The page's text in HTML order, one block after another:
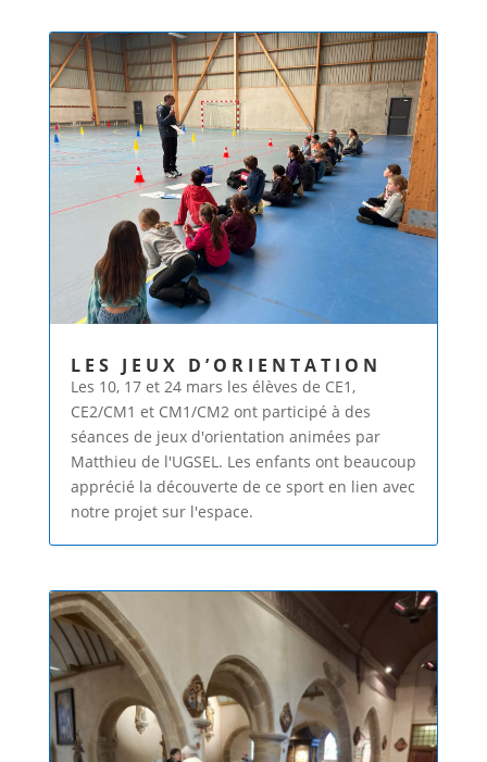
LES JEUX D’ORIENTATION
Les 10, 17 et 24 mars les élèves de CE1,
CE2/CM1 et CM1/CM2 ont participé à des
séances de jeux d'orientation animées par
Matthieu de l'UGSEL. Les enfants ont beaucoup
apprécié la découverte de ce sport en lien avec
notre projet sur l'espace.